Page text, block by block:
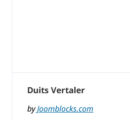
Duits Vertaler
byJoomblocks.com